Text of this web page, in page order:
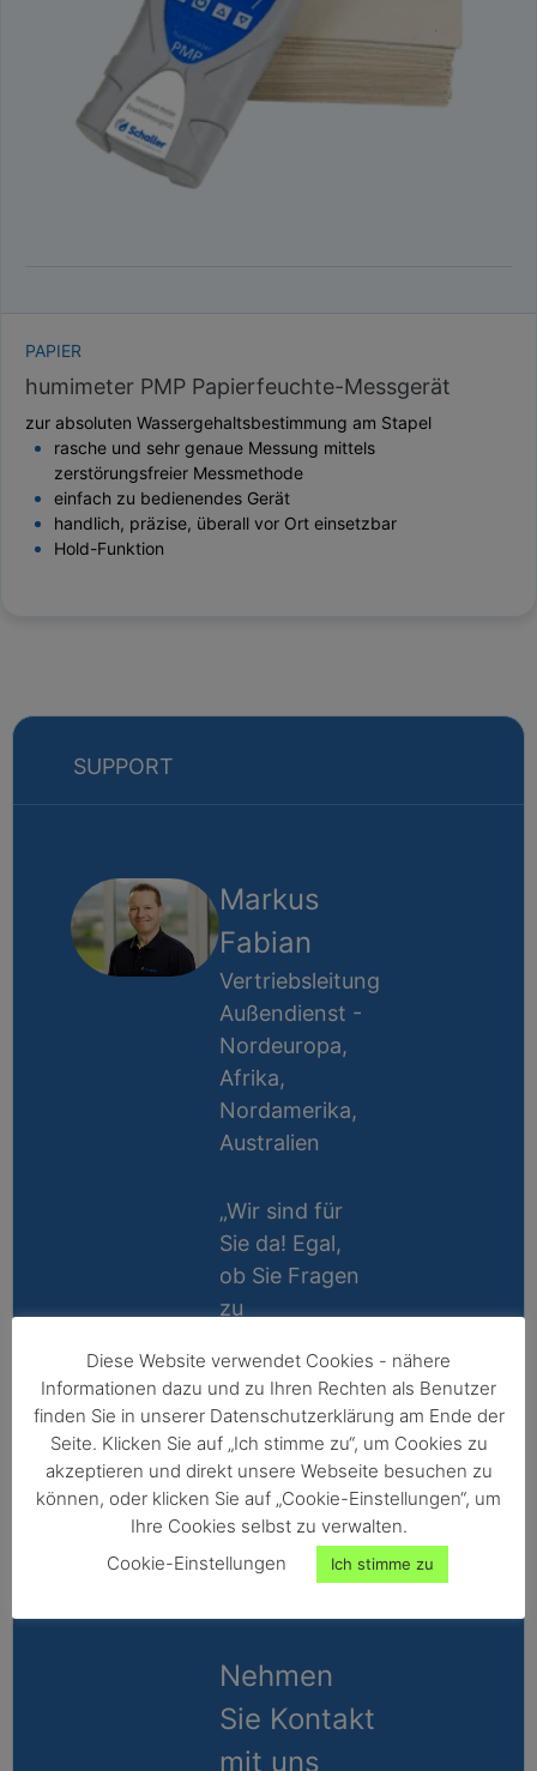
SCHÜTTDICHTE
GEWICHT / MASSE
PAPIER
humimeter PMP Papierfeuchte-Messgerät
zur absoluten Wassergehaltsbestimmung am Stapel
rasche und sehr genaue Messung mittels
zerstörungsfreier Messmethode
einfach zu bedienendes Gerät
handlich, präzise, überall vor Ort einsetzbar
Hold-Funktion
SUPPORT
Markus
Fabian
Vertriebsleitung
Außendienst -
Nordeuropa,
Afrika,
Nordamerika,
Australien
„Wir sind für
Sie da! Egal,
ob Sie Fragen
zu
Kalibrierung,
Zubehör oder
Technik
haben, wir
helfen gerne
persönlich
weiter!“
Nehmen
Sie Kontakt
mit uns
Lifetime
Support
10 Jahre
Reparatur-
Diese Website verwendet Cookies - nähere
Informationen dazu und zu Ihren Rechten als Benutzer
finden Sie in unserer Datenschutzerklärung am Ende der
Seite. Klicken Sie auf „Ich stimme zu“, um Cookies zu
akzeptieren und direkt unsere Webseite besuchen zu
können, oder klicken Sie auf „Cookie-Einstellungen“, um
Ihre Cookies selbst zu verwalten.
Cookie-Einstellungen
Ich stimme zu